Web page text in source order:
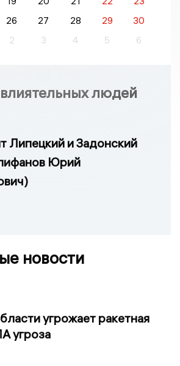
26 27 28 29
30
2 3 4 5 6
людей
Липецкий и Задонский
Юрий
новости
угрожает ракетная
угроза